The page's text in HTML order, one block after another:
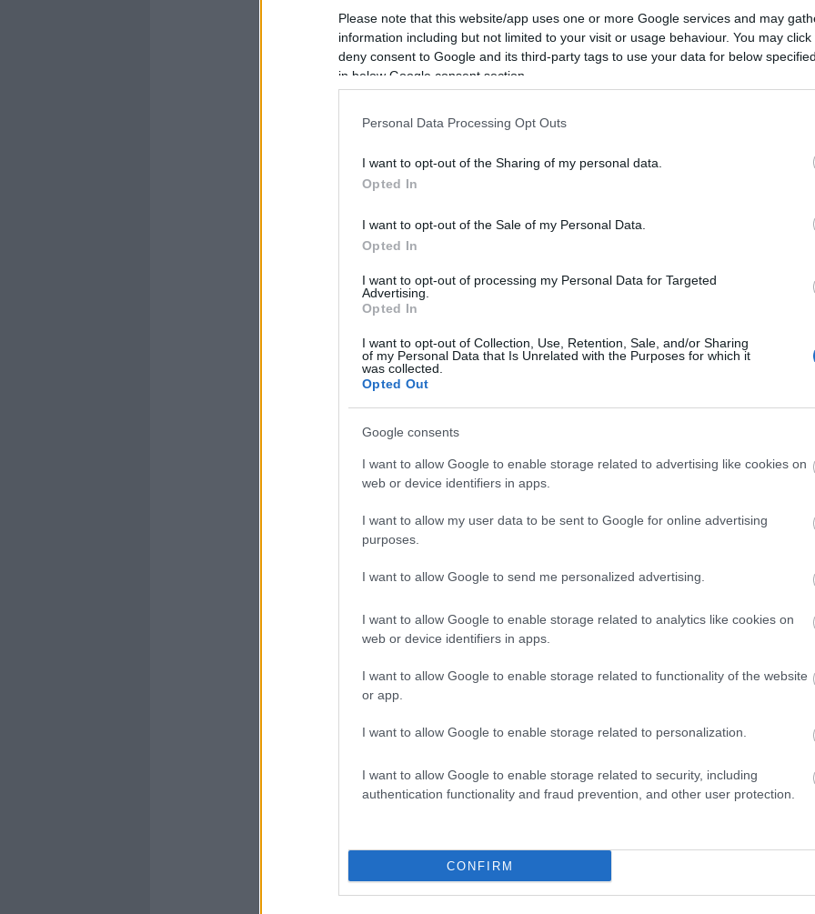
Please note that this website/app uses one or more Google services and may
information including but not limited to your visit or usage behaviour. You may
deny consent to Google and its third-party tags to use your data for below
in below Google consent section.
Personal Data Processing Opt Outs
I want to opt-out of the Sharing of my personal data.
Opted In
I want to opt-out of the Sale of my Personal Data.
Opted In
I want to opt-out of processing my Personal Data for Targeted
Advertising.
Opted In
I want to opt-out of Collection, Use, Retention, Sale, and/or Sharing
of my Personal Data that Is Unrelated with the Purposes for which it
was collected.
Opted Out
Google consents
I want to allow Google to enable storage related to advertising like cookies on
web or device identifiers in apps.
I want to allow my user data to be sent to Google for online advertising
purposes.
I want to allow Google to send me personalized advertising.
I want to allow Google to enable storage related to analytics like cookies on
web or device identifiers in apps.
I want to allow Google to enable storage related to functionality of the website
or app.
I want to allow Google to enable storage related to personalization.
I want to allow Google to enable storage related to security, including
authentication functionality and fraud prevention, and other user protection.
CONFIRM
AMC
A
A
játék
M4